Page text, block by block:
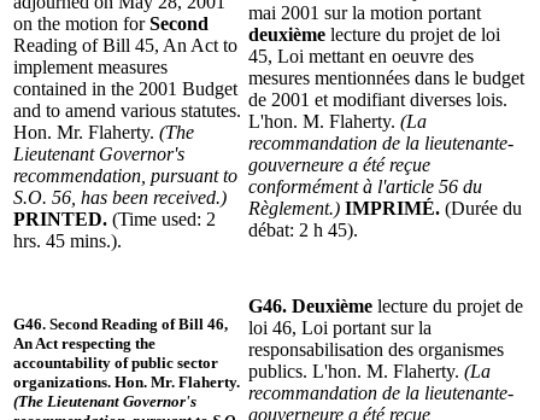
on the motion forSecond
Reading of Bill 45, An Act to
implement measures
contained in the 2001 Budget
and to amend various statutes.
Hon. Mr. Flaherty. (The
Lieutenant Governor's
recommendation, pursuant to
S.O. 56, has been received.)
PRINTED. (Time used: 2
hrs. 45 mins.).
mai 2001 sur la motion portant
deuxième lecture du projet de loi
45, Loi mettant en oeuvre des
mesures mentionnées dans le budget
de 2001 et modifiant diverses lois.
L'hon. M. Flaherty. (La
recommandation de la lieutenante-
gouverneure a été reçue
conformément à l'article 56 du
Règlement.) IMPRIMÉ. (Durée du
débat: 2 h 45).
G46. Second Reading of Bill 46,
An Act respecting the
accountability of public sector
organizations. Hon. Mr. Flaherty.
(The Lieutenant Governor's
G46. Deuxième lecture du projet de
loi 46, Loi portant sur la
responsabilisation des organismes
publics. L'hon. M. Flaherty. (La
recommandation de la lieutenante-
gouverneure a été reçue